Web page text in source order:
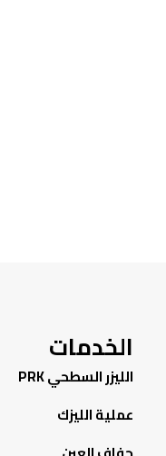
الخدمات
الليزر السطحي PRK
عملية الليزك